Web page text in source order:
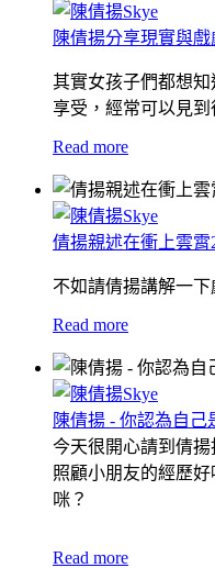
陳倩揚分享現實與
其實女孩子們都想
享受，經常可以見到
Read more
倩揚親述在衝上雲霄
不如請倩揚講解一
Read more
陳倩揚 - 你認為自己
今天很開心請到倩
照顧小朋友的經歷好
咪？
Read more